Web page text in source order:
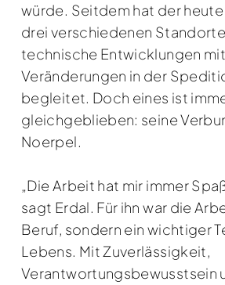
würde. Seitdem hat der
drei verschiedenen
technische Entwicklungen
Veränderungen in der
begleitet. Doch eines ist
gleichgeblieben: seine
Noerpel.
„Die Arbeit hat mir immer
sagt Erdal. Für ihn war die
Beruf, sondern ein wichtiger
Lebens. Mit Zuverlässigkeit,
Verantwortungsbewusstsein